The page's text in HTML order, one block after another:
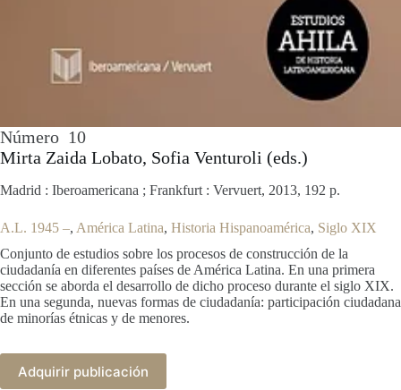
Número 10
Mirta Zaida Lobato, Sofia Venturoli (eds.)
Madrid : Iberoamericana ; Frankfurt : Vervuert, 2013, 192 p.
A.L. 1945 –, América Latina, Historia Hispanoamérica, Siglo XIX
Conjunto de estudios sobre los procesos de construcción de la
ciudadanía en diferentes países de América Latina. En una primera
sección se aborda el desarrollo de dicho proceso durante el siglo XIX.
En una segunda, nuevas formas de ciudadanía: participación ciudadana
de minorías étnicas y de menores.
Adquirir publicación